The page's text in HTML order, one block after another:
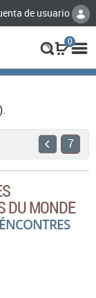
de usuario
0
7
DU MONDE